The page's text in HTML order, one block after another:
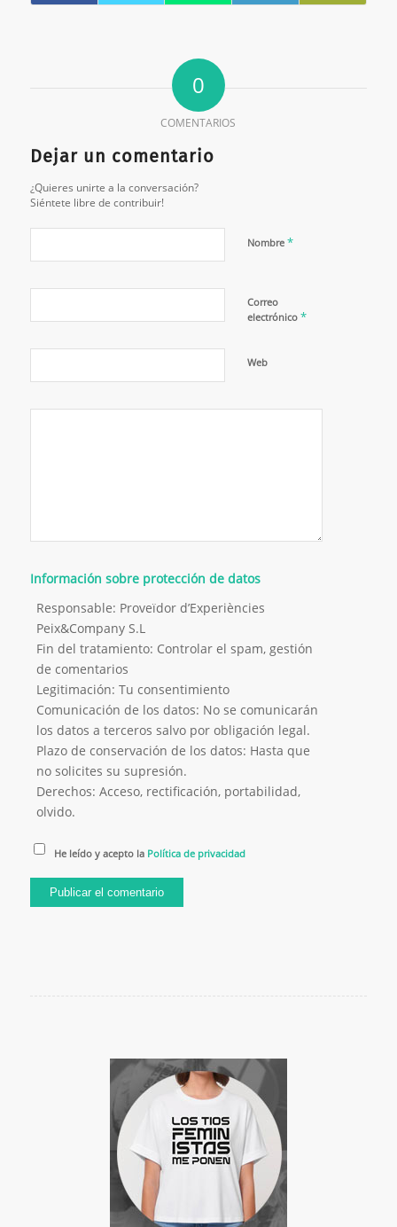
0
COMENTARIOS
Dejar un comentario
¿Quieres unirte a la conversación?
Siéntete libre de contribuir!
Nombre *
Correo
electrónico *
Web
Información sobre protección de datos
Responsable: Proveïdor d’Experiències
Peix&Company S.L
Fin del tratamiento: Controlar el spam, gestión
de comentarios
Legitimación: Tu consentimiento
Comunicación de los datos: No se comunicarán
los datos a terceros salvo por obligación legal.
Plazo de conservación de los datos: Hasta que
no solicites su supresión.
Derechos: Acceso, rectificación, portabilidad,
olvido.
He leído y acepto la Política de privacidad